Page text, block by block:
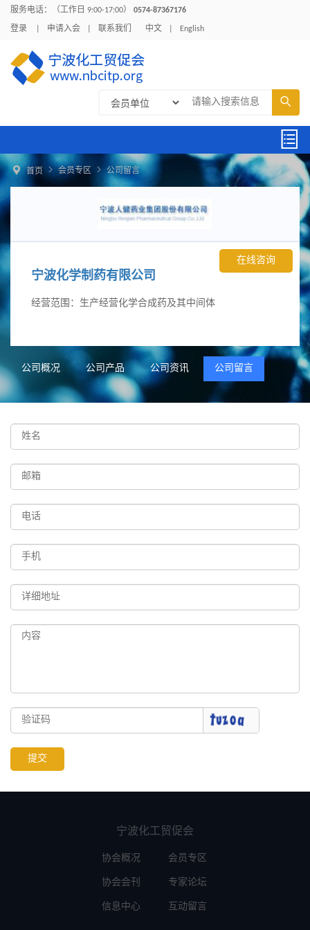
服务电话：（工作日 9:00-17:00） 0574-87367176
登录 申请入会 联系我们 中文 English


 首页  会员专区  公司留言
在线咨询
宁波化学制药有限公司
经营范围：生产经营化学合成药及其中间体
公司概况 公司产品 公司资讯 公司留言
提交
宁波化工贸促会
协会概况
协会会刊
信息中心
会员专区
专家论坛
互动留言